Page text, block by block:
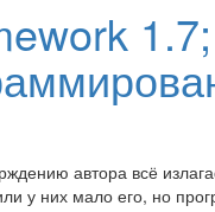
автора всё
у них мало его, но